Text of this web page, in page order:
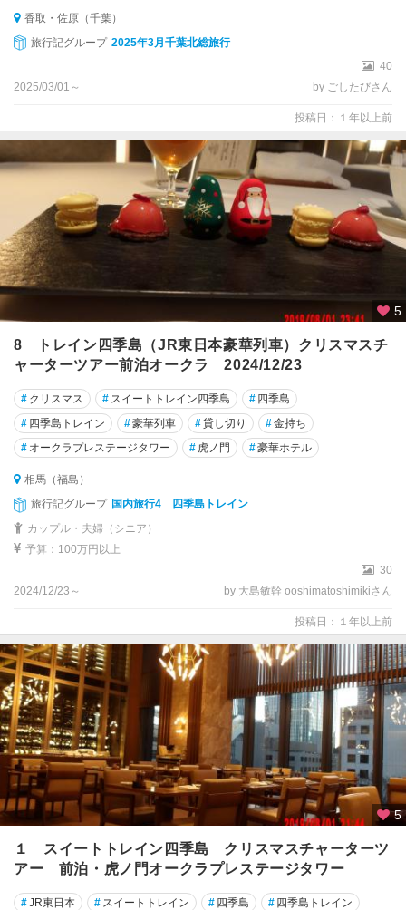
香取・佐原（千葉）
旅行記グループ 2025年3月千葉北総旅行
40
2025/03/01～
by ごしたびさん
投稿日：１年以上前
5
8 トレイン四季島（JR東日本豪華列車）クリスマスチ
ャーターツアー前泊オークラ 2024/12/23
# クリスマス # スイートトレイン四季島 # 四季島
# 四季島トレイン #豪華列車 #貸し切り #金持ち
# オークラプレステージタワー # 虎ノ門 #豪華ホテル
相馬（福島）
旅行記グループ 国内旅行4 四季島トレイン
カップル・夫婦（シニア）
予算：100万円以上
30
2024/12/23～
by 大島敏幹 ooshimatoshimikiさん
投稿日：１年以上前
5
１ スイートトレイン四季島 クリスマスチャーターツ
アー 前泊・虎ノ門オークラプレステージタワー
#JR東日本 # スイートトレイン # 四季島 # 四季島トレイン